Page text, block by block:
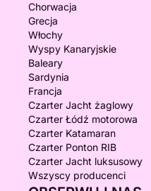
Chorwacja
Grecja
Włochy
Wyspy Kanaryjskie
Baleary
Sardynia
Francja
Czarter Jacht żaglowy
Czarter Łódź motorowa
Czarter Katamaran
Czarter Ponton RIB
Czarter Jacht luksusowy
Wszyscy producenci